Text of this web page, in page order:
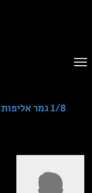
1/8 גמר אליפות ישראל במועדון חיפה-נשר